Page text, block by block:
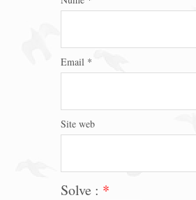
Email *
Site web
Solve : *